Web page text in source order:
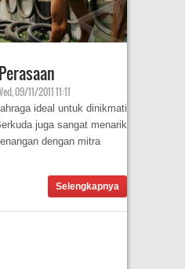
09/11/2011 11:11
ideal untuk dinikmati
juga sangat menarik
dengan mitra
Selengkapnya